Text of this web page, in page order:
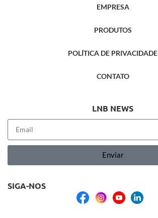
EMPRESA
PRODUTOS
POLÍTICA DE PRIVACIDADE
CONTATO
LNB NEWS
Enviar
SIGA-NOS